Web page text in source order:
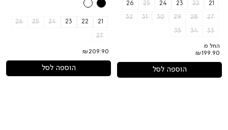
21
22
23
24
25
26
27
28
29
30
31
32
33
34
35
החל מ
₪199.90
הוספה לסל
21
22
23
24
25
26
27
₪209.90
הוספה לסל